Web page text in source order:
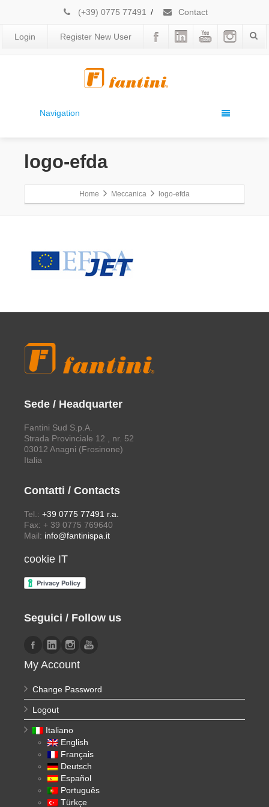
(+39) 0775 77491 / Contact
Login Register New User
Navigation
logo-efda
Home Meccanica logo-efda
Sede / Headquarter
Fantini Sud S.p.A.
Strada Provinciale 12 , nr. 52
03012 Anagni (Frosinone)
Italia
Contatti / Contacts
Tel.: +39 0775 77491 r.a.
Fax: + 39 0775 769640
Mail: info@fantinispa.it
cookie IT
Seguici / Follow us
My Account
Change Password
Logout
Italiano
English
Français
Deutsch
Español
Português
Türkçe